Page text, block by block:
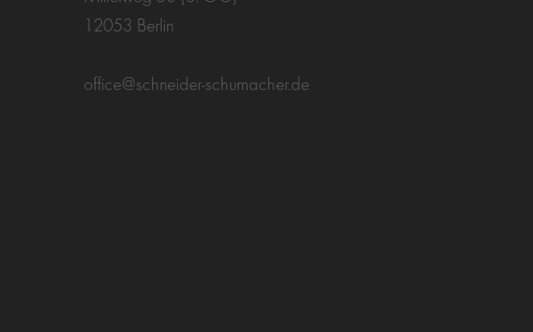
12053 Berlin
office@schneider-schumacher.de